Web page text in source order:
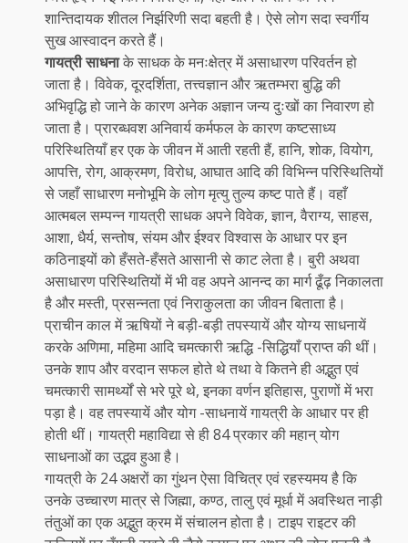
शान्तिदायक शीतल निर्झरिणी सदा बहती है। ऐसे लोग सदा स्वर्गीय
सुख आस्वादन करते हैं।
गायत्री साधनाके साधक के मनःक्षेत्र में असाधारण परिवर्तन हो
जाता है। विवेक, दूरदर्शिता, तत्त्वज्ञान और ऋतम्भरा बुद्धि की
अभिवृद्धि हो जाने के कारण अनेक अज्ञान जन्य दुःखों का निवारण हो
जाता है। प्रारब्धवश अनिवार्य कर्मफल के कारण कष्टसाध्य
परिस्थितियाँ हर एक के जीवन में आती रहती हैं, हानि, शोक, वियोग,
आपत्ति, रोग, आक्रमण, विरोध, आघात आदि की विभिन्न परिस्थितियों
से जहाँ साधारण मनोभूमि के लोग मृत्यु तुल्य कष्ट पाते हैं। वहाँ
आत्मबल सम्पन्न गायत्री साधक अपने विवेक, ज्ञान, वैराग्य, साहस,
आशा, धैर्य, सन्तोष, संयम और ईश्वर विश्वास के आधार पर इन
कठिनाइयों को हँसते-हँसते आसानी से काट लेता है। बुरी अथवा
असाधारण परिस्थितियों में भी वह अपने आनन्द का मार्ग ढूँढ़ निकालता
है और मस्ती, प्रसन्नता एवं निराकुलता का जीवन बिताता है।
प्राचीन काल में ऋषियों ने बड़ी-बड़ी तपस्यायें और योग्य साधनायें
करके अणिमा, महिमा आदि चमत्कारी ऋद्धि -सिद्धियाँ प्राप्त की थीं।
उनके शाप और वरदान सफल होते थे तथा वे कितने ही अद्भुत एवं
चमत्कारी सामर्थ्यों से भरे पूरे थे, इनका वर्णन इतिहास, पुराणों में भरा
पड़ा है। वह तपस्यायें और योग -साधनायें गायत्री के आधार पर ही
होती थीं। गायत्री महाविद्या से ही 84 प्रकार की महान् योग
साधनाओं का उद्भव हुआ है।
गायत्री के 24 अक्षरों का गुंथन ऐसा विचित्र एवं रहस्यमय है कि
उनके उच्चारण मात्र से जिह्मा, कण्ठ, तालु एवं मूर्धा में अवस्थित नाड़ी
तंतुओं का एक अद्भुत क्रम में संचालन होता है। टाइप राइटर की